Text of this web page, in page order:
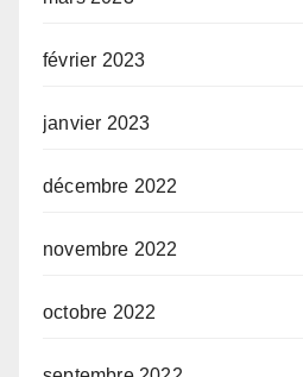
février 2023
janvier 2023
décembre 2022
novembre 2022
octobre 2022